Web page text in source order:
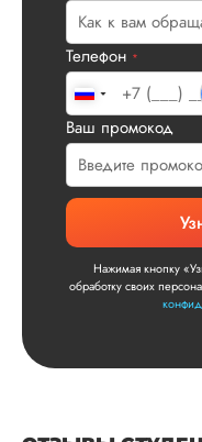
Телефон *
Ваш промокод
Нажимая кнопку
обработку своих